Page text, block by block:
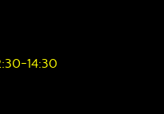
14:30